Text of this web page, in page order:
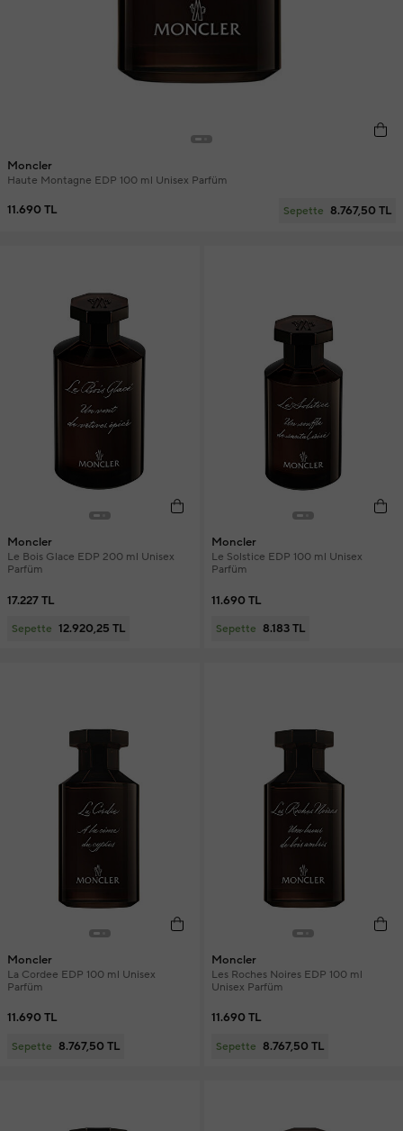
Moncler
Haute Montagne EDP 100 ml Unisex Parfüm
11.690 TL Sepette 8.767,50 TL
Moncler
Le Bois Glace EDP 200 ml Unisex
Parfüm
17.227 TL
Sepette 12.920,25 TL
Moncler
Le Solstice EDP 100 ml Unisex
Parfüm
11.690 TL
Sepette 8.183 TL
Moncler
La Cordee EDP 100 ml Unisex
Parfüm
11.690 TL
Sepette 8.767,50 TL
Moncler
Les Roches Noires EDP 100 ml
Unisex Parfüm
11.690 TL
Sepette 8.767,50 TL